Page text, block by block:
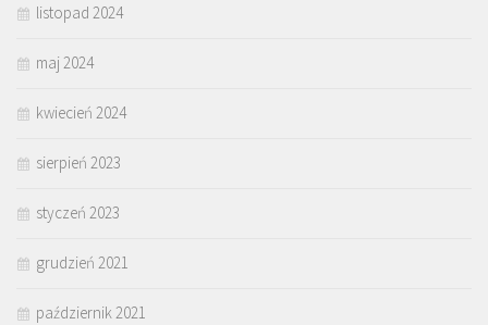
listopad 2024
maj 2024
kwiecień 2024
sierpień 2023
styczeń 2023
grudzień 2021
październik 2021